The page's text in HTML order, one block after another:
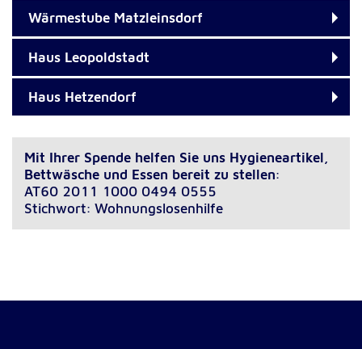
Wärmestube Matzleinsdorf
Haus Leopoldstadt
Haus Hetzendorf
Mit Ihrer Spende helfen Sie uns Hygieneartikel,
Bettwäsche und Essen bereit zu stellen:
AT60 2011 1000 0494 0555
Stichwort: Wohnungslosenhilfe